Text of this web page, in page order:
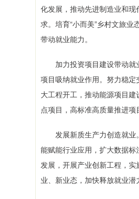
化发展，推动先进制造业和
求。培育“小而美”乡村文旅
带动就业能力。
加力投资项目建设带动就
项目吸纳就业作用。努力稳
大工程开工，推动能源项目
点项目，高标准高质量推进项
发展新质生产力创造就业
能赋能行业应用，扩大数据
发展，开展产业创新工程，
业、新业态，加快释放就业